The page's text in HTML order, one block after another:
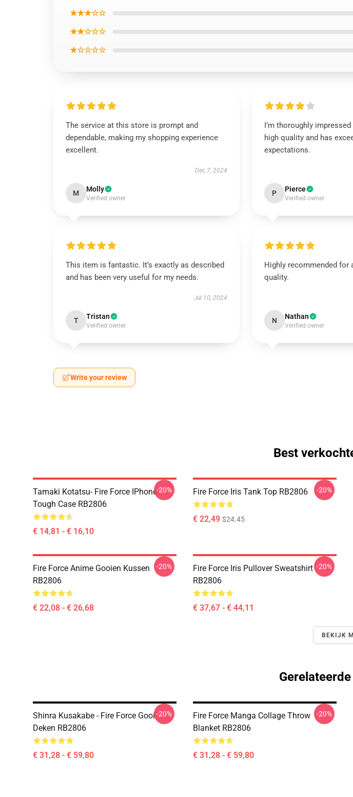
★★★☆☆
★★☆☆☆
★☆☆☆☆
The service at this store is prompt and
dependable, making my shopping experience
excellent.
Dec 7, 2024
M Molly
Verified owner
I’m thoroughly
high quality and has
expectations.
P Pierce
Verified owner
This item is fantastic. It’s exactly as described
and has been very useful for my needs.
Jul 10, 2024
T Tristan
Verified owner
Highly recommended for
quality.
N Nathan
Verified owner
Write your review
Best
Tamaki Kotatsu- Fire Force IPhone
Tough Case RB2806
€ 14,81 - € 16,10
-20% Fire Force Iris Tank Top RB2806
€ 22,49 $24.45
-20%
Fire Force Anime Gooien Kussen
RB2806
€ 22,08 - € 26,68
-20%
Fire Force Iris Pullover Sweatshirt
RB2806
€ 37,67 - € 44,11
-20%
BEKIJK
Shinra Kusakabe - Fire Force Gooi
Deken RB2806
€ 31,28 - € 59,80
-20%
Fire Force Manga Collage Throw
Blanket RB2806
€ 31,28 - € 59,80
-20%